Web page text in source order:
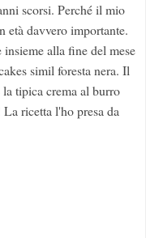
scorsi. Perché il mio
età davvero importante.
alla fine del mese
simil foresta nera. Il
tipica crema al burro
ricetta l'ho presa da